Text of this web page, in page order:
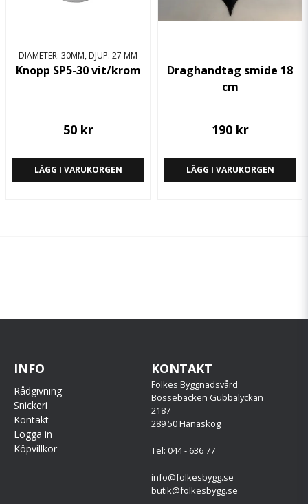
DIAMETER: 30MM, DJUP: 27 MM
Knopp SP5-30 vit/krom
50 kr
LÄGG I VARUKORGEN
Draghandtag smide 18
cm
190 kr
LÄGG I VARUKORGEN
INFO
Rådgivning
Snickeri
Kontakt
Logga in
Köpvillkor
KONTAKT
Folkes Byggnadsvård
Bössebacken Gubbalyckan
2187
289 50 Hanaskog
Tel: 044 - 636 77
info@folkesbygg.se
butik@folkesbygg.se